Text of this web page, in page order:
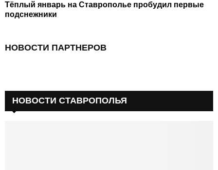
Тёплый январь на Ставрополье пробудил первые
подснежники
НОВОСТИ ПАРТНЕРОВ
НОВОСТИ СТАВРОПОЛЬЯ